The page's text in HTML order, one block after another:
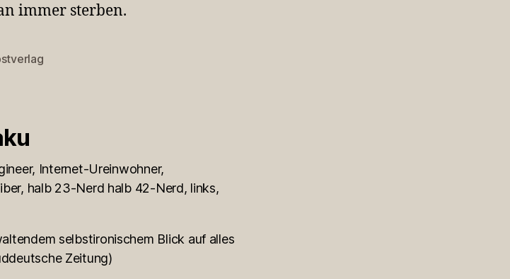
immer sterben.
Internet-Ureinwohner,
halb 23-Nerd halb 42-Nerd, links,
selbstironischem Blick auf alles
Zeitung)